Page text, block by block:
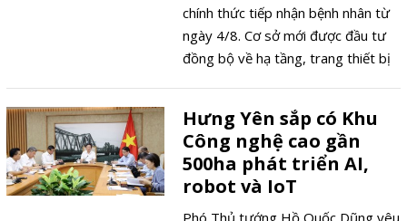
chính thức tiếp nhận bệnh nhân từ
ngày 4/8. Cơ sở mới được đầu tư
đồng bộ về hạ tầng, trang thiết bị
thuật, đỡ đẻ theo yêu cầu đến hết
ngày 15/8.
Hưng Yên sắp có Khu
Công nghệ cao gần
500ha phát triển AI,
robot và IoT
Phó Thủ tướng Hồ Quốc Dũng yêu